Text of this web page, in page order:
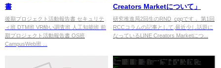
書
後期プロジェクト活動報告書 セキュリテ
ィ班 DTM班 VR酔い調査班 人工知能班 前
期プロジェクト活動報告書 OS班
CampusWeb班 ...
Creators Marketについて」
研究推進局2回生のRND_cppです． 第1回
RCCコラムの記事として,最近少し話題に
なっているLINE Creators Marketにつ...